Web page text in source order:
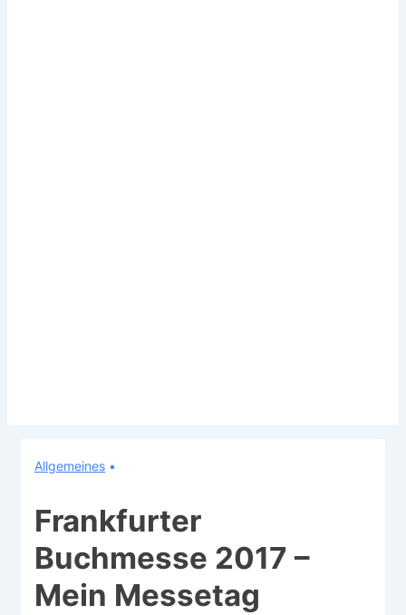
Allgemeines
Frankfurter
Buchmesse 2017 –
Mein Messetag